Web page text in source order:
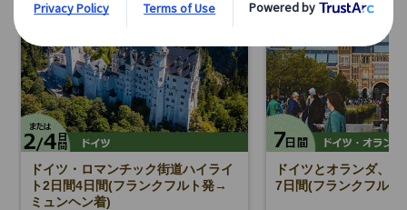
ドイツ・ロマンチック街道ハイライ
ト2日間4日間(フランクフルト発→
ミュンヘン着)
ドイツとオランダ、
7日間(フランクフル